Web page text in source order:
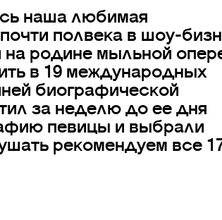
наша любимая
полвека в шоу-
на родине мыльной
в 19 международных
биографической
за неделю до ее дня
певицы и выбрали
рекомендуем все